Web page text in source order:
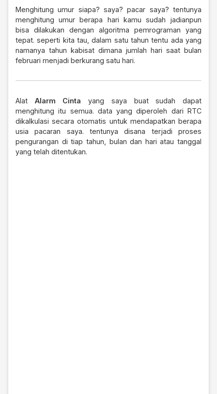
Menghitung umur siapa? saya? pacar saya? tentunya
menghitung umur berapa hari kamu sudah jadianpun
bisa dilakukan dengan algoritma pemrograman yang
tepat. seperti kita tau, dalam satu tahun tentu ada yang
namanya tahun kabisat dimana jumlah hari saat bulan
februari menjadi berkurang satu hari.
Alat Alarm Cinta yang saya buat sudah dapat
menghitung itu semua. data yang diperoleh dari RTC
dikalkulasi secara otomatis untuk mendapatkan berapa
usia pacaran saya. tentunya disana terjadi proses
pengurangan di tiap tahun, bulan dan hari atau tanggal
yang telah ditentukan.